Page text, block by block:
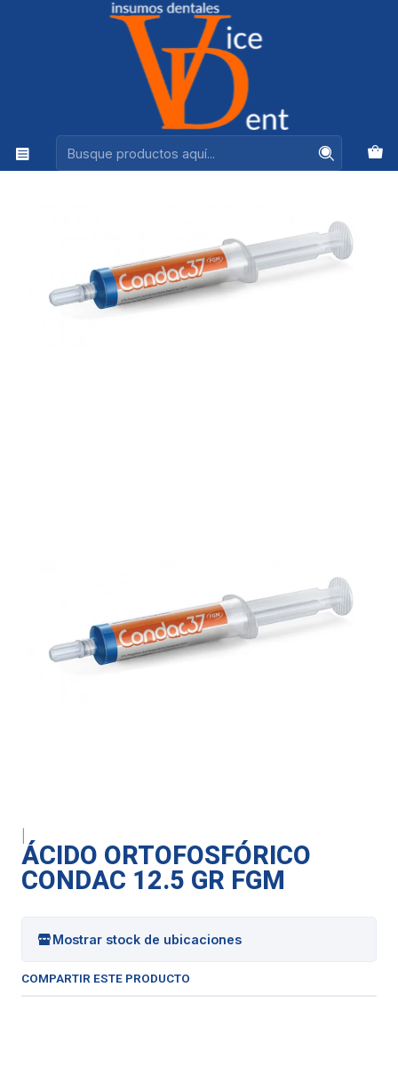
Ventas +56944575313
ADHESION Y RESTAURACION
ÁCIDO ORTOFOSFÓRICO CONDAC 12.5 GR FGM
ÁCIDO ORTOFOSFÓRICO
CONDAC 12.5 GR FGM
Mostrar stock de ubicaciones
COMPARTIR ESTE PRODUCTO